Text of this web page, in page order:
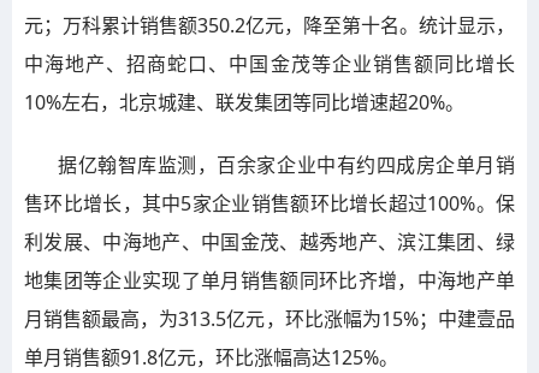
元；万科累计销售额350.2亿元，降至第十名。统计显示，
中海地产、招商蛇口、中国金茂等企业销售额同比增长
10%左右，北京城建、联发集团等同比增速超20%。
据亿翰智库监测，百余家企业中有约四成房企单月销
售环比增长，其中5家企业销售额环比增长超过100%。保
利发展、中海地产、中国金茂、越秀地产、滨江集团、绿
地集团等企业实现了单月销售额同环比齐增，中海地产单
月销售额最高，为313.5亿元，环比涨幅为15%；中建壹品
单月销售额91.8亿元，环比涨幅高达125%。